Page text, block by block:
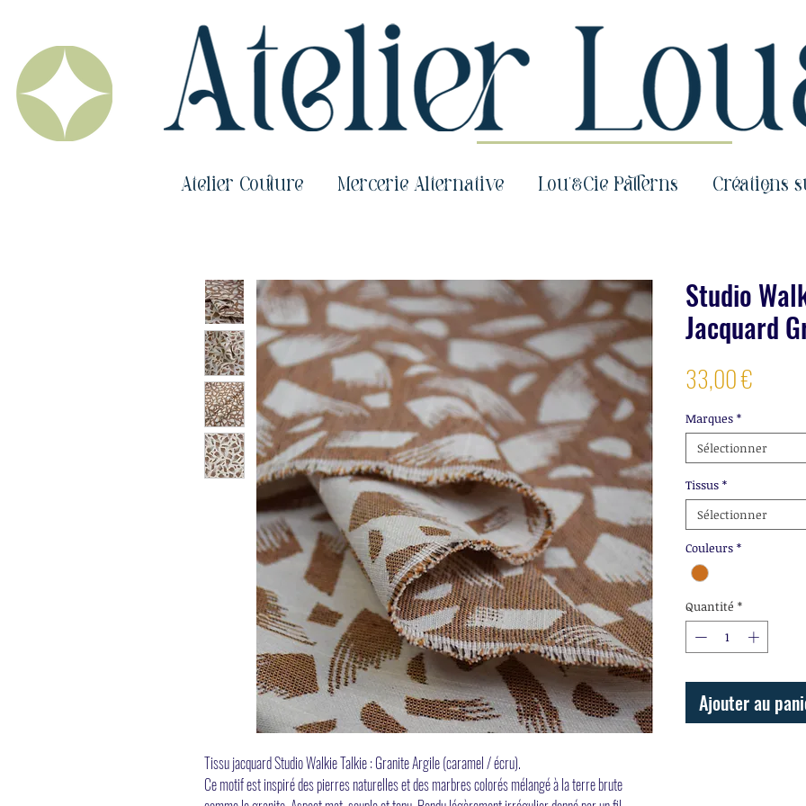
Atelier Couture Mercerie Alternative Lou'&Cie Patterns Créations
Tissu jacquard Studio Walkie Talkie : Granite Argile (caramel / écru).
Ce motif est inspiré des pierres naturelles et des marbres colorés mélangé à la terre brute
Studio
Jacquard
33,00 €
Marques *
Sélectionner
Tissus *
Sélectionner
Couleurs *
Quantité *
Ajouter au